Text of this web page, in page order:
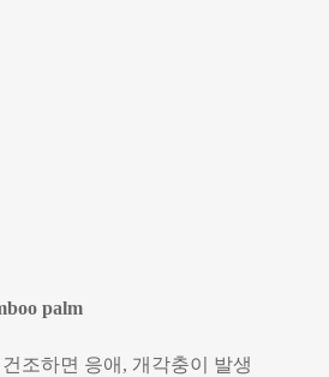
palm
조하면 응애, 개각충이 발생